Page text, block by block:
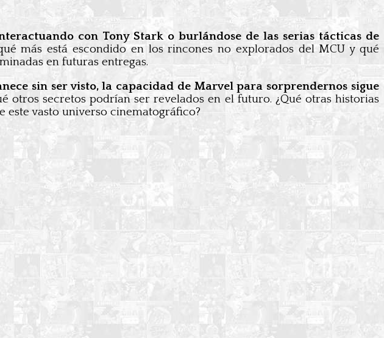
con Tony Stark o burlándose de las serias tácticas de
más está escondido en los rincones no explorados del MCU y qué
en futuras entregas.
sin ser visto, la capacidad de Marvel para sorprendernos sigue
otros secretos podrían ser revelados en el futuro. ¿Qué otras historias
este vasto universo cinematográfico?